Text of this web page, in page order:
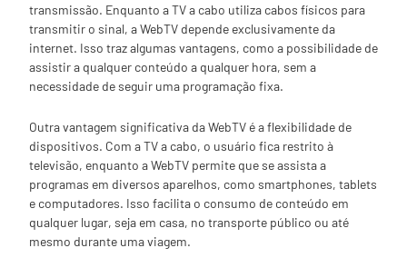
transmissão. Enquanto a TV a cabo utiliza cabos físicos para
transmitir o sinal, a WebTV depende exclusivamente da
internet. Isso traz algumas vantagens, como a possibilidade de
assistir a qualquer conteúdo a qualquer hora, sem a
necessidade de seguir uma programação fixa.
Outra vantagem significativa da WebTV é a flexibilidade de
dispositivos. Com a TV a cabo, o usuário fica restrito à
televisão, enquanto a WebTV permite que se assista a
programas em diversos aparelhos, como smartphones, tablets
e computadores. Isso facilita o consumo de conteúdo em
qualquer lugar, seja em casa, no transporte público ou até
mesmo durante uma viagem.